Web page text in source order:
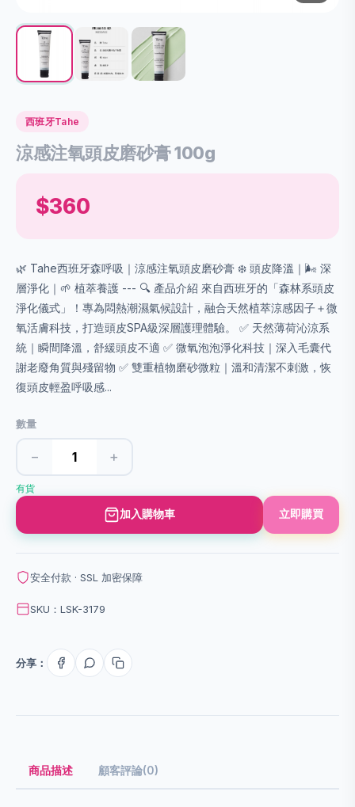
西班牙Tahe
涼感注氧頭皮磨砂膏 100g
$360
🌿 Tahe西班牙森呼吸｜涼感注氧頭皮磨砂膏 ❄️ 頭皮降溫｜🌬️ 深
層淨化｜🌱 植萃養護 --- 🔍 產品介紹 來自西班牙的「森林系頭皮
淨化儀式」！專為悶熱潮濕氣候設計，融合天然植萃涼感因子＋微
氧活膚科技，打造頭皮SPA級深層護理體驗。 ✅ 天然薄荷沁涼系
統｜瞬間降溫，舒緩頭皮不適 ✅ 微氧泡泡淨化科技｜深入毛囊代
謝老廢角質與殘留物 ✅ 雙重植物磨砂微粒｜溫和清潔不刺激，恢
復頭皮輕盈呼吸感...
數量
− +
有貨
加入購物車 立即購買
安全付款 · SSL 加密保障
SKU：LSK-3179
分享：
商品描述 顧客評論(0)